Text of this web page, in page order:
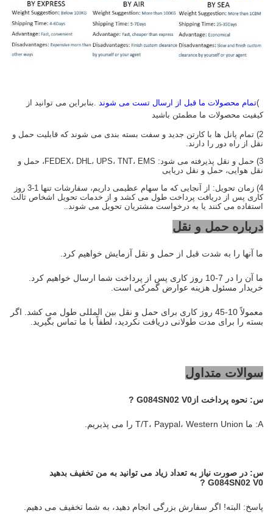
تمام محصولات ما قبل از ارسال تست می شوند .بنابراین می توانید از
کیفیت محصولات ما مطمئن باشید
2) تمام پانل ها با کارتن جدید و سفت بسته بندی می شوند که قابلیت حمل و
نقل از راه دور را دارند.
3) حمل و نقل پذیرفته می شود: FEDEX، DHL، UPS، TNT، EMS، حمل و
نقل هوایی، حمل و نقل دریایی
4) زمان تحویل: از آنجایی که ما سهام عظیمی داریم، سفارشات تنها 1-3 روز
کاری پس از دریافت پرداخت طول می کشد و از خدمات تحویل اشخاص ثالث
استفاده می کنند یا به درخواست مشتریان تحویل می شوند..
درباره حمل و نقل
ما آنها را به شدت قبل از حمل و نقل آزمایش خواهیم کرد.
ما آن را در 7-10 روز کاری پس از پرداخت شما ارسال خواهیم کرد.
خریدار مسئول هزینه عوارض گمرکی است.
معمولاً 10-45 روز کاری برای حمل و نقل بین المللی طول می کشد. اگر
بسته را برای مدت طولانی دریافت نکردید، لطفاً با ما تماس بگیرید.
سوالات متداول
س: نحوه پرداخت از G084SN02 V0
?
A: ما T/T، Paypal، Western Union را می پذیریم.
س: در صورت نیاز به تعداد زیاد می توانید به من تخفیف بدهید
G084SN02 V0
?
پاسخ: البته! اگر سفارش بزرگی انجام دهید، به شما تخفیف می دهیم.